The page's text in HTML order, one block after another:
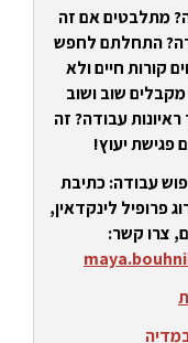
מתלבטים אם זה
התחלתם לחפש
קורות חיים ולא
שוב ושוב
עבודה? זה
פגישת יעוץ!
עבודה: כתיבת
פרופיל לינקדאין,
צרו קשר: